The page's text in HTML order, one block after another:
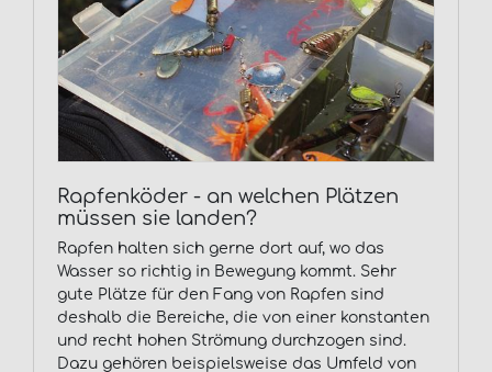
Rapfenköder - an welchen Plätzen
müssen sie landen?
Rapfen halten sich gerne dort auf, wo das
Wasser so richtig in Bewegung kommt. Sehr
gute Plätze für den Fang von Rapfen sind
deshalb die Bereiche, die von einer konstanten
und recht hohen Strömung durchzogen sind.
Dazu gehören beispielsweise das Umfeld von